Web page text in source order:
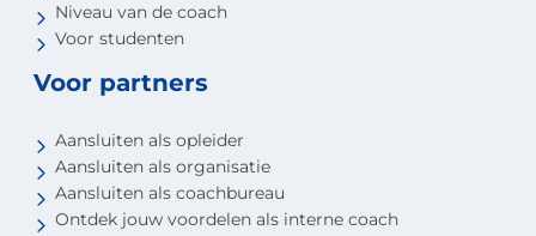
Niveau van de coach
Voor studenten
Voor partners
Aansluiten als opleider
Aansluiten als organisatie
Aansluiten als coachbureau
Ontdek jouw voordelen als interne coach